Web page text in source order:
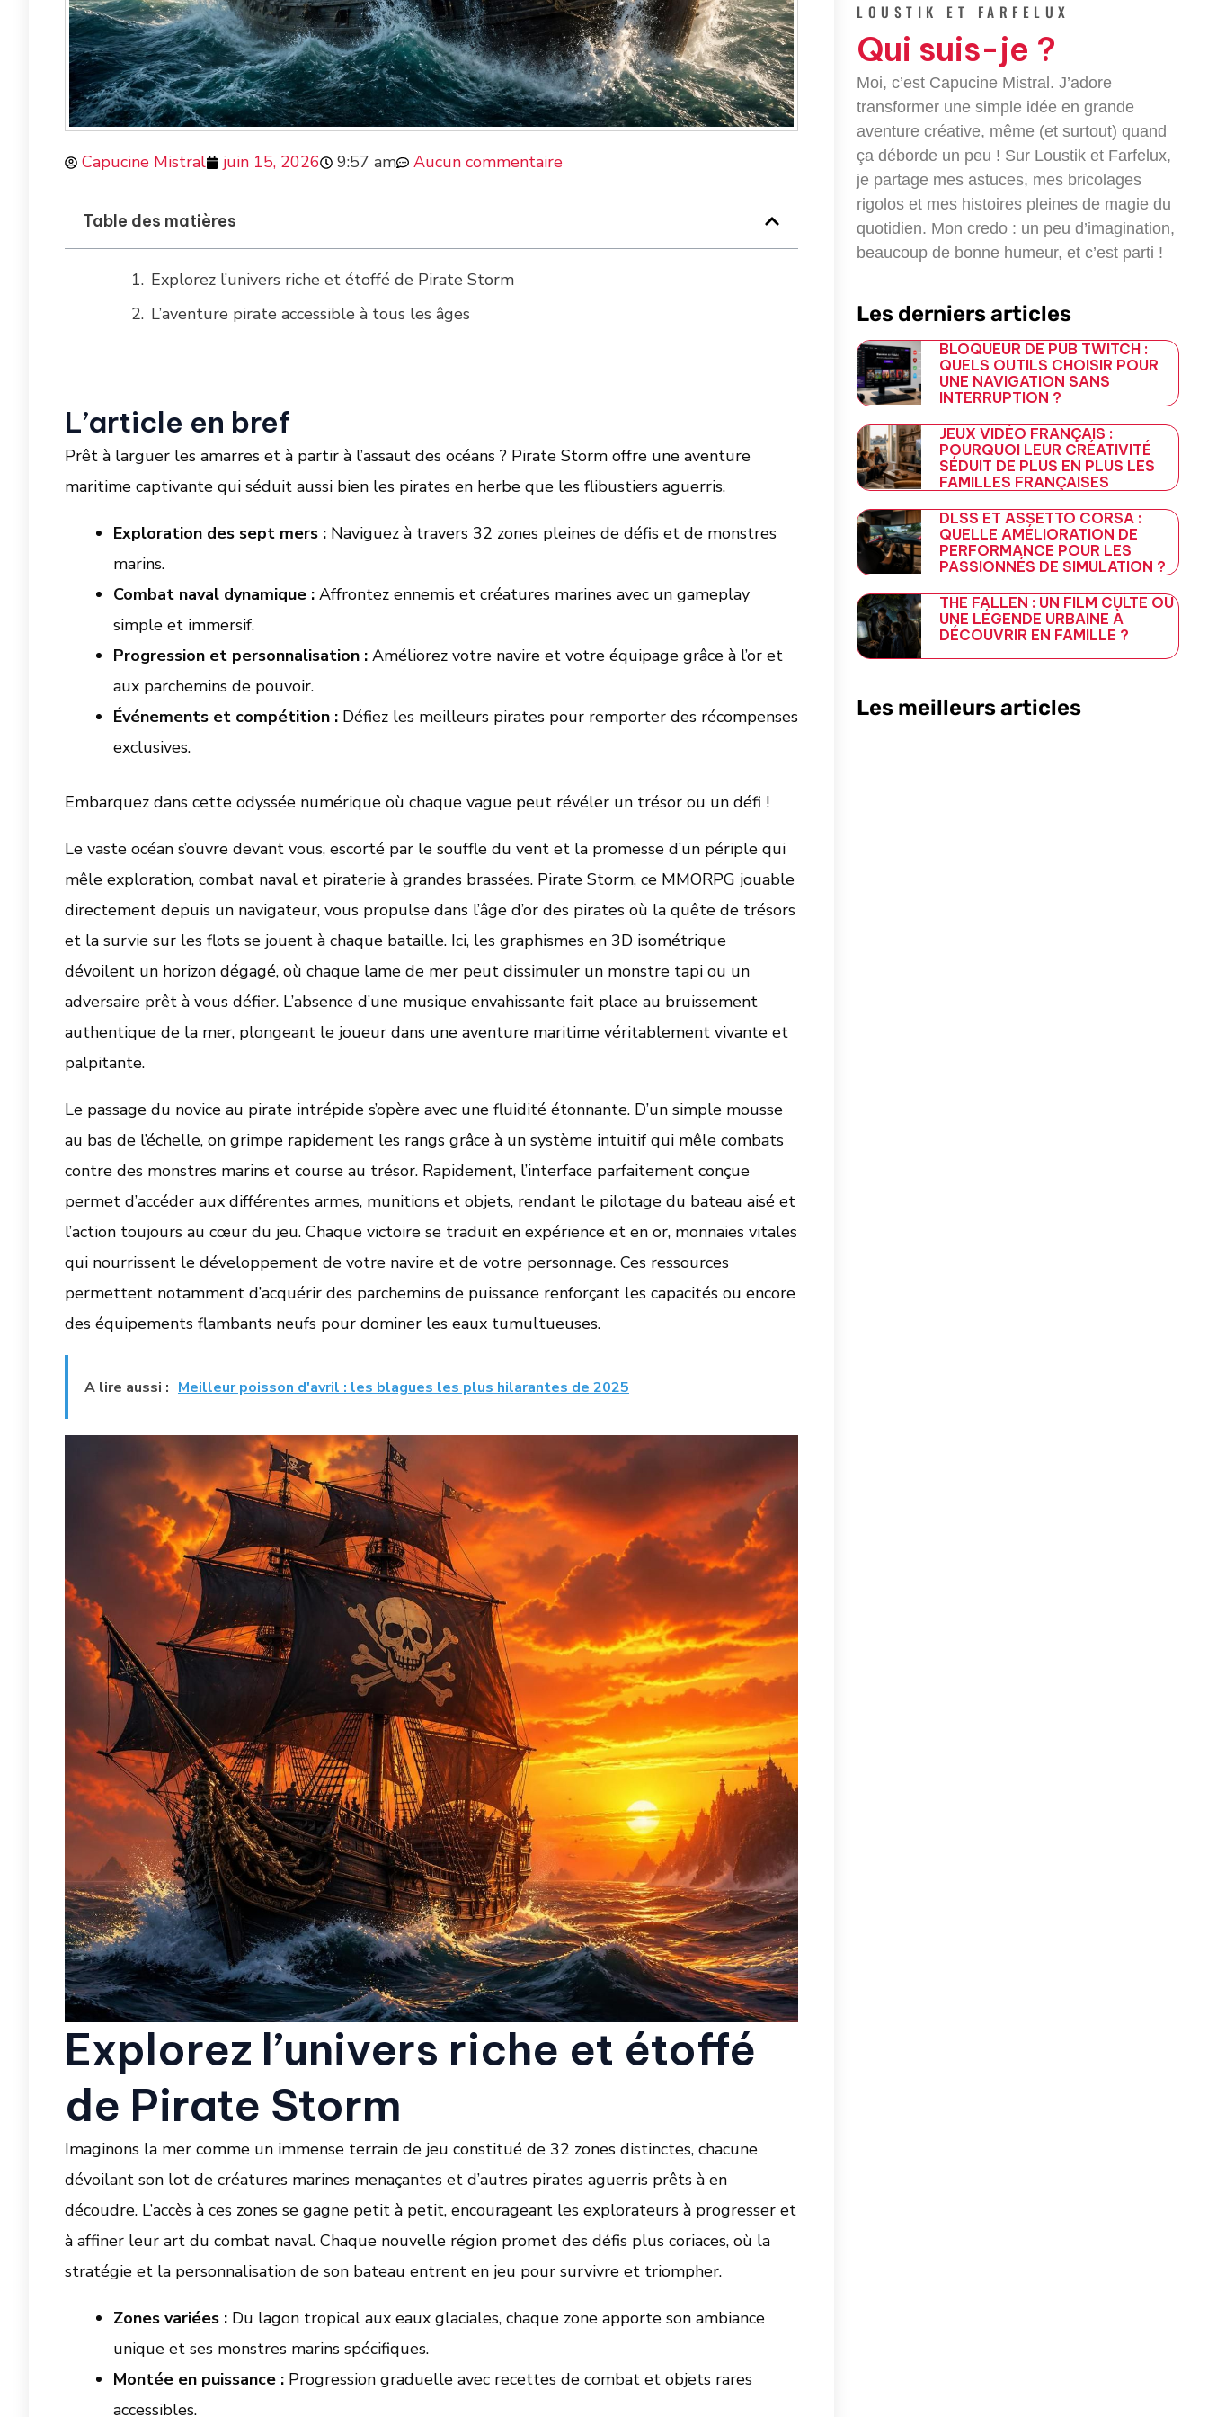
Capucine Mistral juin 15, 2026 9:57 am Aucun commentaire
Table des matières
Explorez l’univers riche et étoffé de Pirate Storm
L’aventure pirate accessible à tous les âges
L’article en bref
Prêt à larguer les amarres et à partir à l’assaut des océans ? Pirate Storm offre une aventure
maritime captivante qui séduit aussi bien les pirates en herbe que les flibustiers aguerris.
Exploration des sept mers : Naviguez à travers 32 zones pleines de défis et de monstres
marins.
Combat naval dynamique : Affrontez ennemis et créatures marines avec un gameplay
simple et immersif.
Progression et personnalisation : Améliorez votre navire et votre équipage grâce à l’or et
aux parchemins de pouvoir.
Événements et compétition : Défiez les meilleurs pirates pour remporter des récompenses
exclusives.
Embarquez dans cette odyssée numérique où chaque vague peut révéler un trésor ou un défi !
Le vaste océan s’ouvre devant vous, escorté par le souffle du vent et la promesse d’un périple qui
mêle exploration, combat naval et piraterie à grandes brassées. Pirate Storm, ce MMORPG jouable
directement depuis un navigateur, vous propulse dans l’âge d’or des pirates où la quête de trésors
et la survie sur les flots se jouent à chaque bataille. Ici, les graphismes en 3D isométrique
dévoilent un horizon dégagé, où chaque lame de mer peut dissimuler un monstre tapi ou un
adversaire prêt à vous défier. L’absence d’une musique envahissante fait place au bruissement
authentique de la mer, plongeant le joueur dans une aventure maritime véritablement vivante et
palpitante.
Le passage du novice au pirate intrépide s’opère avec une fluidité étonnante. D’un simple mousse
au bas de l’échelle, on grimpe rapidement les rangs grâce à un système intuitif qui mêle combats
contre des monstres marins et course au trésor. Rapidement, l’interface parfaitement conçue
permet d’accéder aux différentes armes, munitions et objets, rendant le pilotage du bateau aisé et
l’action toujours au cœur du jeu. Chaque victoire se traduit en expérience et en or, monnaies vitales
qui nourrissent le développement de votre navire et de votre personnage. Ces ressources
permettent notamment d’acquérir des parchemins de puissance renforçant les capacités ou encore
des équipements flambants neufs pour dominer les eaux tumultueuses.
A lire aussi : Meilleur poisson d'avril : les blagues les plus hilarantes de 2025
Explorez l’univers riche et étoffé
de Pirate Storm
Imaginons la mer comme un immense terrain de jeu constitué de 32 zones distinctes, chacune
dévoilant son lot de créatures marines menaçantes et d’autres pirates aguerris prêts à en
découdre. L’accès à ces zones se gagne petit à petit, encourageant les explorateurs à progresser et
à affiner leur art du combat naval. Chaque nouvelle région promet des défis plus coriaces, où la
stratégie et la personnalisation de son bateau entrent en jeu pour survivre et triompher.
Zones variées : Du lagon tropical aux eaux glaciales, chaque zone apporte son ambiance
unique et ses monstres marins spécifiques.
Montée en puissance : Progression graduelle avec recettes de combat et objets rares
accessibles.
b
o
o
k
-
f
t
e
r
p
l
u
s
-
g
LOUSTIK ET FARFELUX
Qui suis-je ?
Moi, c’est Capucine Mistral. J’adore
transformer une simple idée en grande
aventure créative, même (et surtout) quand
ça déborde un peu ! Sur Loustik et Farfelux,
je partage mes astuces, mes bricolages
rigolos et mes histoires pleines de magie du
quotidien. Mon credo : un peu d’imagination,
beaucoup de bonne humeur, et c’est parti !
Les derniers articles
BLOQUEUR DE PUB TWITCH :
QUELS OUTILS CHOISIR POUR
UNE NAVIGATION SANS
INTERRUPTION ?
JEUX VIDÉO FRANÇAIS :
POURQUOI LEUR CRÉATIVITÉ
SÉDUIT DE PLUS EN PLUS LES
FAMILLES FRANÇAISES
DLSS ET ASSETTO CORSA :
QUELLE AMÉLIORATION DE
PERFORMANCE POUR LES
PASSIONNÉS DE SIMULATION ?
THE FALLEN : UN FILM CULTE OU
UNE LÉGENDE URBAINE À
DÉCOUVRIR EN FAMILLE ?
Les meilleurs articles